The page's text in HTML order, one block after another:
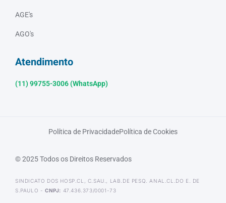
AGE's
AGO's
Atendimento
(11) 99755-3006 (WhatsApp)
Política de PrivacidadePolítica de Cookies
© 2025 Todos os Direitos Reservados
SINDICATO DOS HOSP.CL, C.SAU., LAB.DE PESQ. ANAL.CL.DO E. DE
S.PAULO - CNPJ: 47.436.373/0001-73